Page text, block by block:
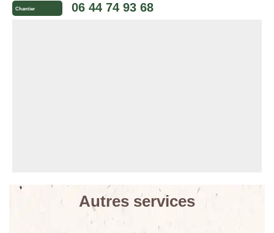
Chantier 06 44 74 93 68
Autres services